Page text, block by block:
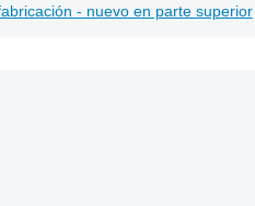
- nuevo en parte superior